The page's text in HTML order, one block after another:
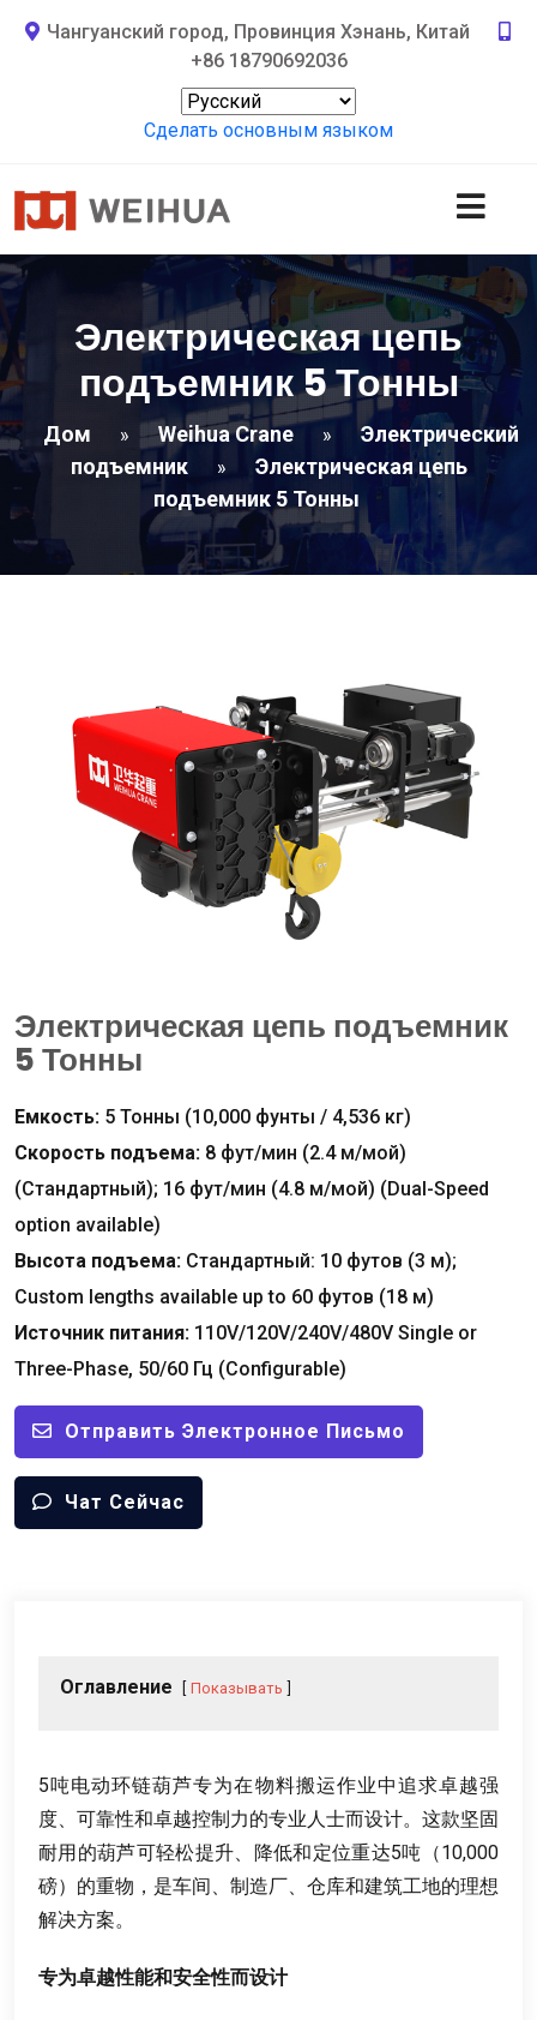
Чангуанский город, Провинция Хэнань, Китай
+86 18790692036
Сделать основным языком
Электрическая цепь
подъемник 5 Тонны
Дом » Weihua Crane »
Электрический
подъемник
»
Электрическая цепь
подъемник 5 Тонны
Электрическая цепь подъемник
5 Тонны
Емкость: 5 Тонны (10,000 фунты / 4,536 кг)
Скорость подъема: 8 фут/мин (2.4 м/мой)
(Стандартный); 16 фут/мин (4.8 м/мой) (Dual-Speed
option available)
Высота подъема: Стандартный: 10 футов (3 м);
Custom lengths available up to 60 футов (18 м)
Источник питания: 110V/120V/240V/480V Single or
Three-Phase, 50/60 Гц (Configurable)
Отправить Электронное Письмо
Чат Сейчас
Оглавление Показывать
5吨电动环链葫芦专为在物料搬运作业中追求卓越强
度、 可靠性和卓越控制力的专业人士而设计。 这款坚固
耐用的葫芦可轻松提升、 降低和定位重达5吨（10,000
磅）的重物 ， 是车间、 制造厂、 仓库和建筑工地的理想
解决方案。
专为卓越性能和安全性而设计